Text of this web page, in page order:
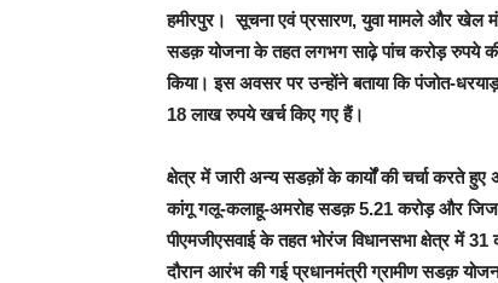
हमीरपुर। सूचना एवं प्रसारण, युवा मामले और खेल
सडक़ योजना के तहत लगभग साढ़े पांच करोड़ रुपये
किया। इस अवसर पर उन्होंने बताया कि पंजोत-
18 लाख रुपये खर्च किए गए हैं।
क्षेत्र में जारी अन्य सडक़ों के कार्यों की चर्चा करते
कांगू गलू-कलाहू-अमरोह सडक़ 5.21 करोड़ और
पीएमजीएसवाई के तहत भोरंज विधानसभा क्षेत्र में
दौरान आरंभ की गई प्रधानमंत्री ग्रामीण सडक़